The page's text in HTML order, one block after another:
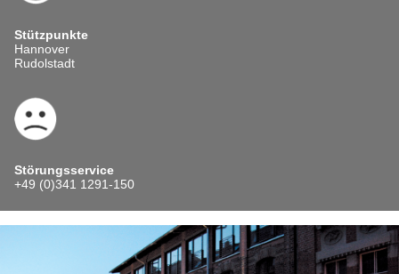
Stützpunkte
Hannover
Rudolstadt
Störungsservice
+49 (0)341 1291-150